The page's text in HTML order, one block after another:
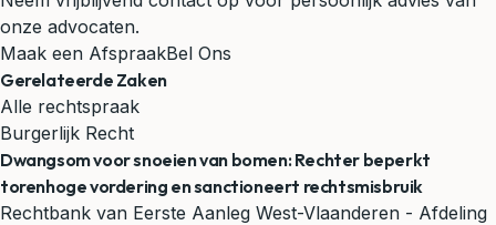
onze advocaten.
Maak een AfspraakBel Ons
Gerelateerde Zaken
Alle rechtspraak
Burgerlijk Recht
Dwangsom voor snoeien van bomen: Rechter beperkt
torenhoge vordering en sanctioneert rechtsmisbruik
Rechtbank van Eerste Aanleg West-Vlaanderen - Afdeling